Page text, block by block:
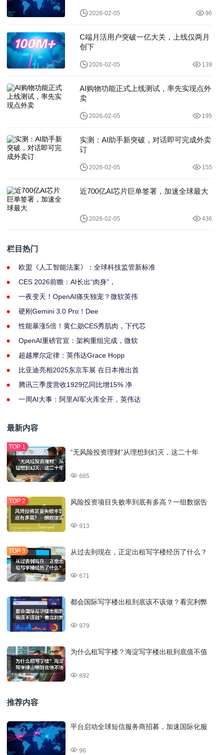
2026-02-05 96
C端月活用户突破一亿大关，上线仅两月
创下
2026-02-05 139
AI购物功能正式上线测试，率先实现点外
卖
2026-02-05 195
实测：AI助手新突破，对话即可完成外卖
订
2026-02-05 155
近700亿AI芯片巨单签署，加速全球最大
2026-02-05 436
栏目热门
欧盟《人工智能法案》：全球科技监管新标准
CES 2026前瞻：AI长出“肉身”，
一夜变天！OpenAI痛失独宠？微软英伟
硬刚Gemini 3.0 Pro！Dee
性能暴涨5倍！黄仁勋CES秀肌肉，下代芯
OpenAI重磅官宣：架构重组完成，微软
超越摩尔定律：英伟达Grace Hopp
比亚迪亮相2025东京车展 在日本推出首
腾讯三季度营收1929亿同比增15% 净
一周AI大事：阿里AI军火库全开，英伟达
最新内容
“无风险投资理财”从理想到幻灭，这二十年
685
风险投资项目失败率到底有多高？一组数据告
913
从过去到现在，正定出租写字楼经历了什么？
671
都会国际写字楼出租到底该不该做？看完利弊
979
为什么租写字楼？海淀写字楼出租到底值不值
892
推荐内容
平台启动全球短信服务商招募，加速国际化服
96